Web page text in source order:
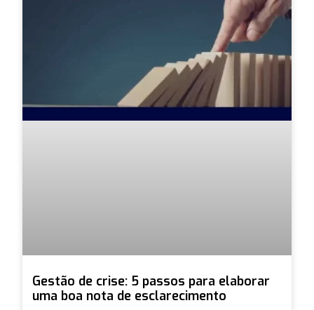
Gestão de crise: 5 passos para elaborar
uma boa nota de esclarecimento